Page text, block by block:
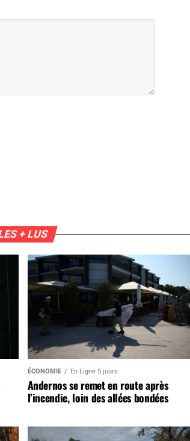
+ LUS
ÉCONOMIE En Ligne 5 jours
Andernos se remet en route après
l’incendie, loin des allées bondées